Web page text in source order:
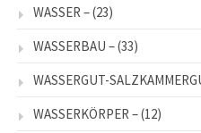
WASSER –(23)
WASSERBAU –(33)
WASSERGUT-
WASSERKÖRPER –(12)